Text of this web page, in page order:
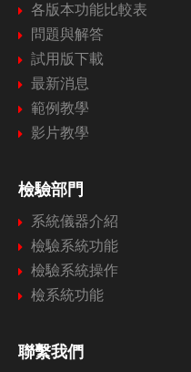
各版本功能比較表
問題與解答
試用版下載
最新消息
範例教學
影片教學
檢驗部門
系統儀器介紹
檢驗系統功能
檢驗系統操作
檢系統功能
聯繫我們